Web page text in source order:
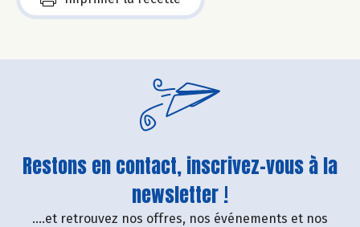
Restons en contact, inscrivez-vous à la
newsletter !
....et retrouvez nos offres, nos événements et nos